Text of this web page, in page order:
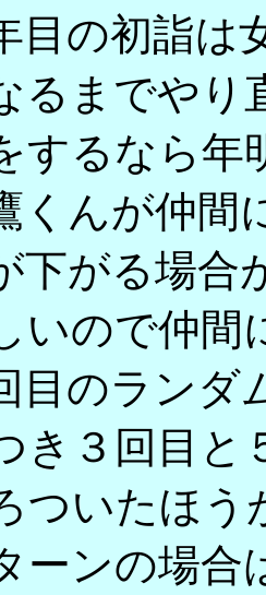
の初詣は
るまでやり
するなら年
んが仲間
下がる場合
いので仲間
目のラン
き３回目と
ついたほう
ーンの場合